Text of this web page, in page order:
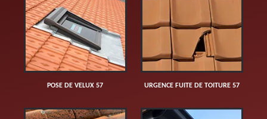
POSE DE VELUX 57 URGENCE FUITE DE TOITURE 57